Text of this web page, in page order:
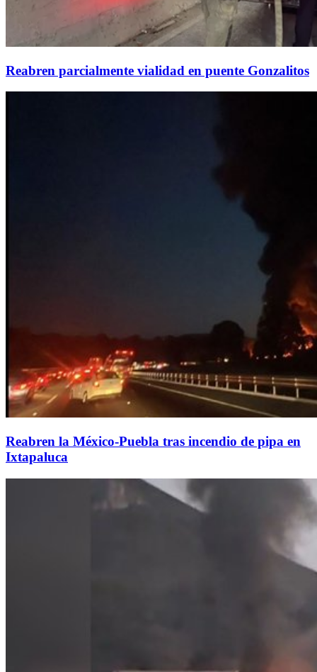
Reabren parcialmente vialidad en puente Gonzalitos
Reabren la México-Puebla tras incendio de pipa en
Ixtapaluca